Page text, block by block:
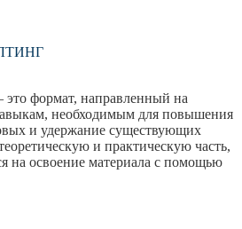
формат, направленный на
необходимым для повышения
и удержание существующих
и практическую часть,
на освоение материала с помощью